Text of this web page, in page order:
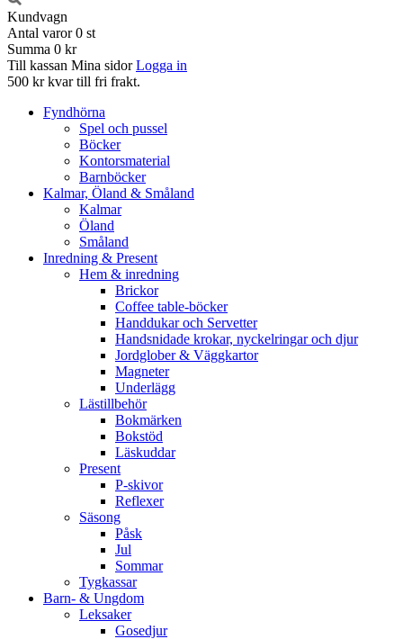
Kundvagn
Antal varor 0 st
Summa 0 kr
Till kassan Mina sidor Logga in
500 kr kvar till fri frakt.
Fyndhörna
Spel och pussel
Böcker
Kontorsmaterial
Barnböcker
Kalmar, Öland & Småland
Kalmar
Öland
Småland
Inredning & Present
Hem & inredning
Brickor
Coffee table-böcker
Handdukar och Servetter
Handsnidade krokar, nyckelringar och djur
Jordglober & Väggkartor
Magneter
Underlägg
Lästillbehör
Bokmärken
Bokstöd
Läskuddar
Present
P-skivor
Reflexer
Säsong
Påsk
Jul
Sommar
Tygkassar
Barn- & Ungdom
Leksaker
Gosedjur